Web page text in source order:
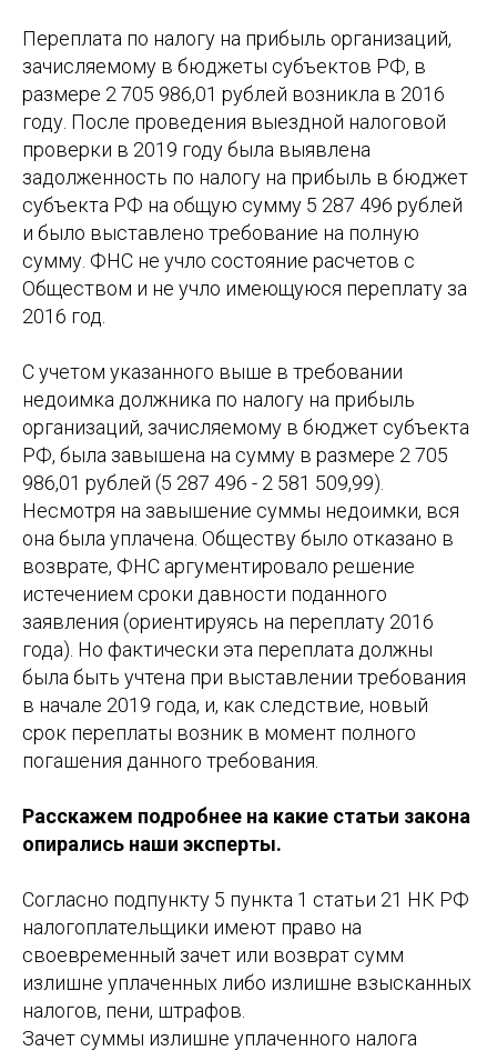
Переплата по налогу на прибыль организаций,
зачисляемому в бюджеты субъектов РФ, в
размере 2 705 986,01 рублей возникла в 2016
году. После проведения выездной налоговой
проверки в 2019 году была выявлена
задолженность по налогу на прибыль в бюджет
субъекта РФ на общую сумму 5 287 496 рублей
и было выставлено требование на полную
сумму. ФНС не учло состояние расчетов с
Обществом и не учло имеющуюся переплату за
2016 год.
С учетом указанного выше в требовании
недоимка должника по налогу на прибыль
организаций, зачисляемому в бюджет субъекта
РФ, была завышена на сумму в размере 2 705
986,01 рублей (5 287 496 - 2 581 509,99).
Несмотря на завышение суммы недоимки, вся
она была уплачена. Обществу было отказано в
возврате, ФНС аргументировало решение
истечением сроки давности поданного
заявления (ориентируясь на переплату 2016
года). Но фактически эта переплата должны
была быть учтена при выставлении требования
в начале 2019 года, и, как следствие, новый
срок переплаты возник в момент полного
погашения данного требования.
Расскажем подробнее на какие статьи закона
опирались наши эксперты.
Согласно подпункту 5 пункта 1 статьи 21 НК РФ
налогоплательщики имеют право на
своевременный зачет или возврат сумм
излишне уплаченных либо излишне взысканных
налогов, пени, штрафов.
Зачет суммы излишне уплаченного налога